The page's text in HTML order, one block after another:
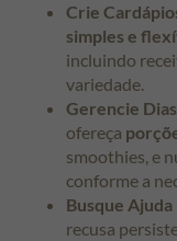
Crie
simples e
incluindo
variedade.
Gerencie
ofereça
smoothies, e
conforme a
Busque
recusa